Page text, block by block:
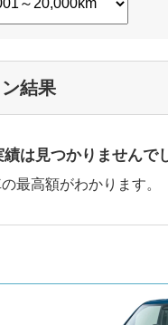
結果
は見つかりませんで
最高額がわかります。